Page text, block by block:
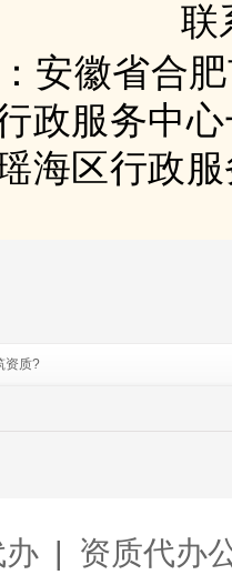
联
安徽省合
政服务中
海区行政
资质?
| 资质代办